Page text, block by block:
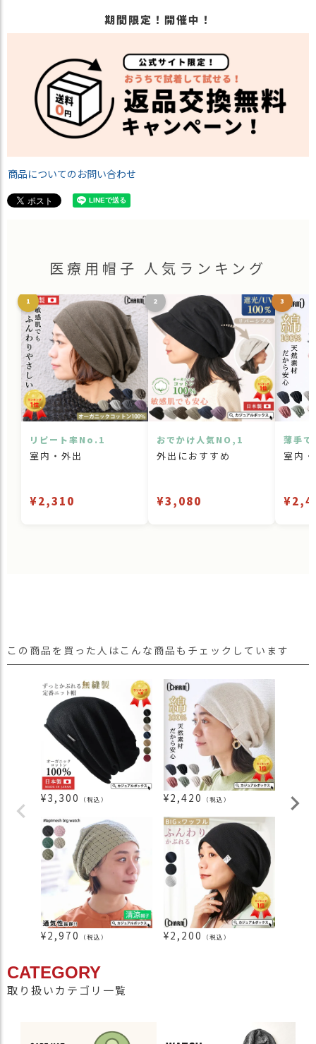
期間限定！開催中！
商品についてのお問い合わせ
医療用帽子 人気ランキング
1
リピート率No.1
室内・外出
¥2,310
2
おでかけ人気NO,1
外出におすすめ
¥3,080
3
薄手で
室内
この商品を買った人はこんな商品もチェックしています
¥3,300 （税込） ¥2,420 （税込） ¥
¥2,970 （税込） ¥2,200 （税込）
CATEGORY
取り扱いカテゴリ一覧